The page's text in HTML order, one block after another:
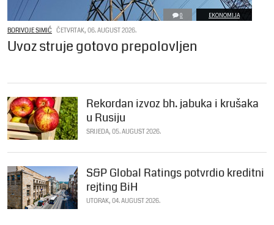
0 EKONOMIJA
BORIVOJE SIMIĆ ČETVRTAK, 06. AUGUST 2026.
Uvoz struje gotovo prepolovljen
Rekordan izvoz bh. jabuka i krušaka
u Rusiju
SRIJEDA, 05. AUGUST 2026.
S&P Global Ratings potvrdio kreditni
rejting BiH
UTORAK, 04. AUGUST 2026.